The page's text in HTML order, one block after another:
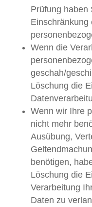
Prüfung haben
Einschränkung
Wenn die
geschah/
Löschung die
Wenn wir Ihre
nicht mehr
Ausübung,
benötigen,
Löschung die
Verarbeitung
Daten zu